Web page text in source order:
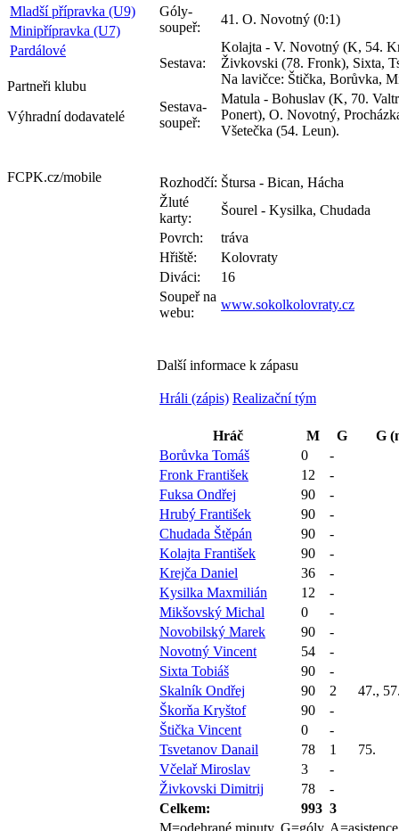
Mladší přípravka (U9)
Minipřípravka (U7)
Pardálové
Partneři klubu
Výhradní dodavatelé
FCPK.cz/mobile
Góly-
soupeř:
41. O. Novotný (0:1)
Sestava:
Kolajta - V. Novotný (K, 54.
Živkovski (78. Fronk), Sixta,
Na lavičce: Štička, Borůvka,
Sestava-
soupeř:
Matula - Bohuslav (K, 70.
Ponert), O. Novotný,
Všetečka (54. Leun).
Rozhodčí: Štursa - Bican, Hácha
Žluté
karty:
Šourel - Kysilka, Chudada
Povrch:
tráva
Hřiště:
Kolovraty
Diváci:
16
Soupeř na
webu:
www.sokolkolovraty.cz
Další informace k zápasu
Hráli (zápis) Realizační tým
Hráč M G
G
Borůvka Tomáš
0
-
Fronk František
12
-
Fuksa Ondřej
90
-
Hrubý František
90
-
Chudada Štěpán
90
-
Kolajta František
90
-
Krejča Daniel
36
-
Kysilka Maxmilián
12
-
Mikšovský Michal
0
-
Novobilský Marek
90
-
Novotný Vincent
54
-
Sixta Tobiáš
90
-
Skalník Ondřej
90 2
47.,
Škorňa Kryštof
90
-
Štička Vincent
0
-
Tsvetanov Danail
78 1
75.
Včelař Miroslav
3
-
Živkovski Dimitrij
78
-
Celkem:
993 3
M=odehrané minuty, G=góly,